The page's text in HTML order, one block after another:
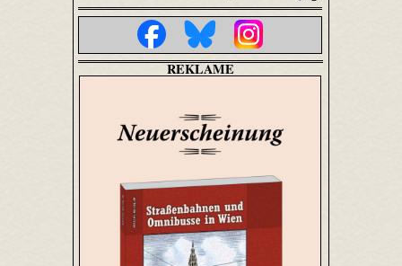
REKLAME